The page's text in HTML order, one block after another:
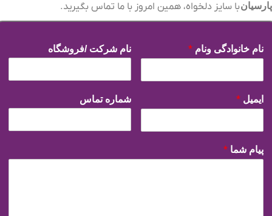
پارسیانبا سایز دلخواه، همین امروز با ما تماس بگیرید.
نام شرکت /فروشگاه نام خانوادگی ونام*
شماره تماس ایمیل*
پیام شما *